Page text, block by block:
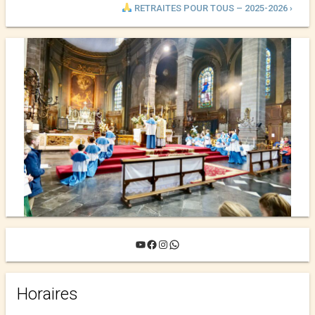
RETRAITES POUR TOUS – 2025-2026 ›
YouTube
Facebook
Instagram
WhatsApp
Horaires